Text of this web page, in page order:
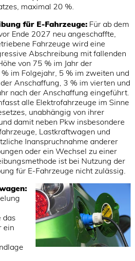
maximal 20 %.
für E-Fahrzeuge:Für ab dem
Ende 2027 neu angeschaffte,
Fahrzeuge wird eine
Abschreibung mit fallenden
von 75 % im Jahr der
im Folgejahr, 5 % im zweiten und
Anschaffung, 3 % im vierten und
nach der Anschaffung eingeführt.
alle Elektrofahrzeuge im Sinne
unabhängig von ihrer
damit neben Pkw insbesondere
Lastkraftwagen und
Inanspruchnahme anderer
oder ein Wechsel zu einer
ist bei Nutzung der
für E-Fahrzeuge nicht zulässig.
das
ein